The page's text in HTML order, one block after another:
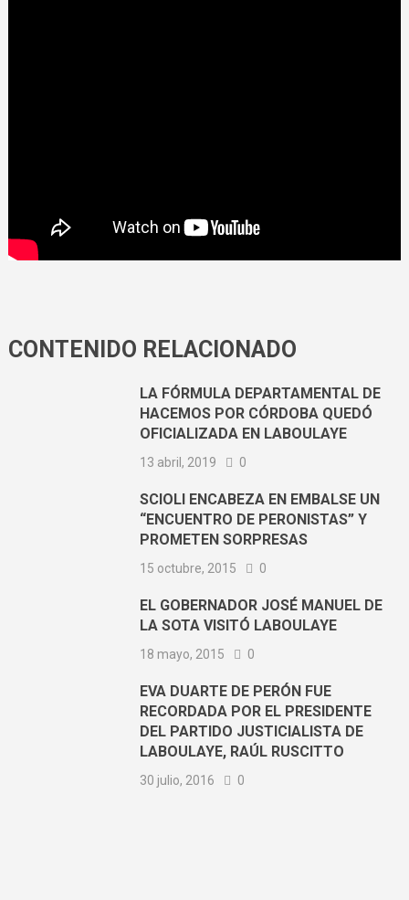
CONTENIDO RELACIONADO
LA FÓRMULA DEPARTAMENTAL DE
HACEMOS POR CÓRDOBA QUEDÓ
OFICIALIZADA EN LABOULAYE
13 abril, 2019 0
SCIOLI ENCABEZA EN EMBALSE UN
“ENCUENTRO DE PERONISTAS” Y
PROMETEN SORPRESAS
15 octubre, 2015 0
EL GOBERNADOR JOSÉ MANUEL DE
LA SOTA VISITÓ LABOULAYE
18 mayo, 2015 0
EVA DUARTE DE PERÓN FUE
RECORDADA POR EL PRESIDENTE
DEL PARTIDO JUSTICIALISTA DE
LABOULAYE, RAÚL RUSCITTO
30 julio, 2016 0